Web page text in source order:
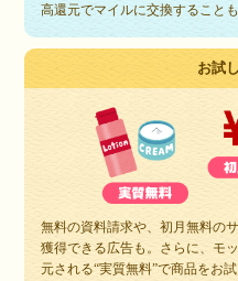
高還元でマイルに交換すること
お試
無料の資料請求や、初月無料の
獲得できる広告も。さらに、モ
元される“実質無料”で商品をお